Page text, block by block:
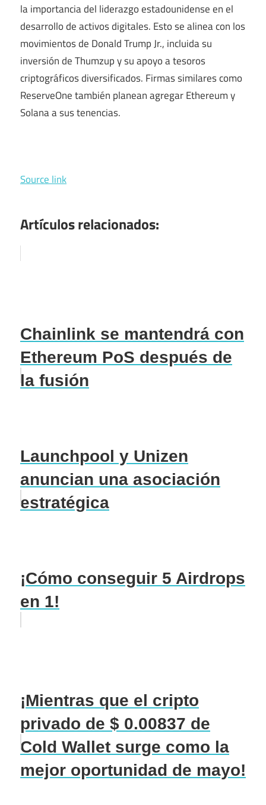
la importancia del liderazgo estadounidense en el
desarrollo de activos digitales. Esto se alinea con los
movimientos de Donald Trump Jr., incluida su
inversión de Thumzup y su apoyo a tesoros
criptográficos diversificados. Firmas similares como
ReserveOne también planean agregar Ethereum y
Solana a sus tenencias.
Source link
Artículos relacionados:
Chainlink se mantendrá con
Ethereum PoS después de
la fusión
Launchpool y Unizen
anuncian una asociación
estratégica
¡Cómo conseguir 5 Airdrops
en 1!
¡Mientras que el cripto
privado de $ 0.00837 de
Cold Wallet surge como la
mejor oportunidad de mayo!